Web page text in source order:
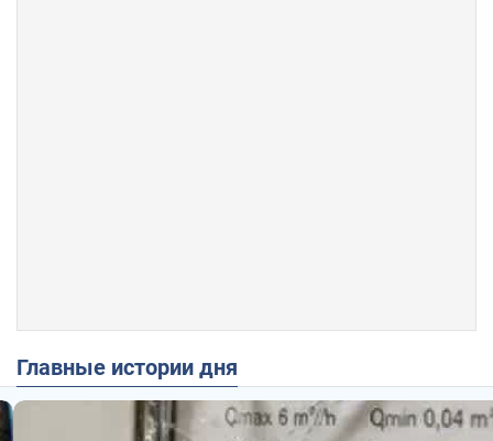
Главные истории дня